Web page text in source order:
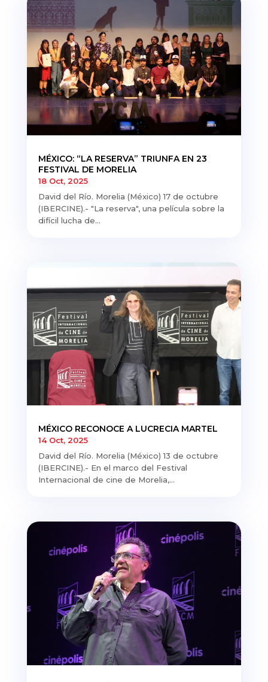
MÉXICO: “LA RESERVA” TRIUNFA EN 23
FESTIVAL DE MORELIA
18 Oct, 2025
David del Río. Morelia (México) 17 de octubre
(IBERCINE).- "La reserva", una película sobre la
difícil lucha de...
MÉXICO RECONOCE A LUCRECIA MARTEL
14 Oct, 2025
David del Río. Morelia (México) 13 de octubre
(IBERCINE).- En el marco del Festival
Internacional de cine de Morelia,...